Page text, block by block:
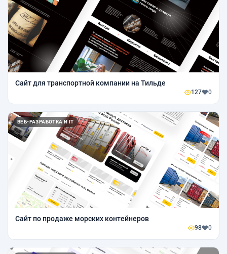
Сайт для транспортной компании на Тильде
127 0
ВЕБ-РАЗРАБОТКА И IT
Сайт по продаже морских контейнеров
98 0